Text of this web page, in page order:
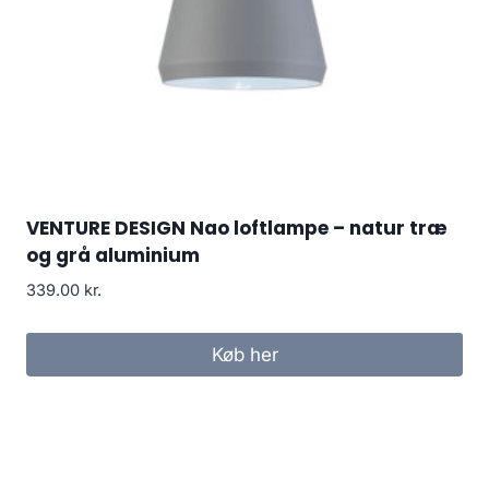
VENTURE DESIGN Nao loftlampe – natur træ
og grå aluminium
339.00 kr.
Køb her